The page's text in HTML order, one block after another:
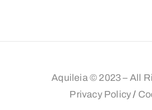
Aquileia © 2023 – All
Privacy Policy/